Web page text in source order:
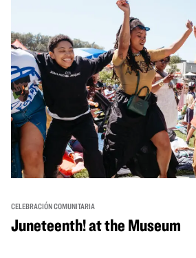
reúnan y se eleven mutuamente con
tanto presenciales como virtuales.
CELEBRACIÓN COMUNITARIA
Juneteenth! at the Museum